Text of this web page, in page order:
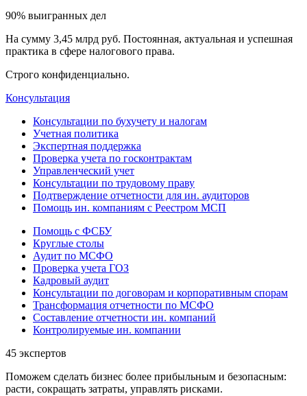
90% выигранных дел
На сумму 3,45 млрд руб. Постоянная, актуальная и успешная
практика в сфере налогового права.
Строго конфиденциально.
Консультация
Консультации по бухучету и налогам
Учетная политика
Экспертная поддержка
Проверка учета по госконтрактам
Управленческий учет
Консультации по трудовому праву
Подтверждение отчетности для ин. аудиторов
Помощь ин. компаниям с Реестром МСП
Помощь с ФСБУ
Круглые столы
Аудит по МСФО
Проверка учета ГОЗ
Кадровый аудит
Консультации по договорам и корпоративным спорам
Трансформация отчетности по МСФО
Составление отчетности ин. компаний
Контролируемые ин. компании
45 экспертов
Поможем сделать бизнес более прибыльным и безопасным:
расти, cокращать затраты, управлять рисками.